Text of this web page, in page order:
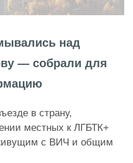
над
— собрали для
в страну,
местных к ЛГБТК+
с ВИЧ и общим